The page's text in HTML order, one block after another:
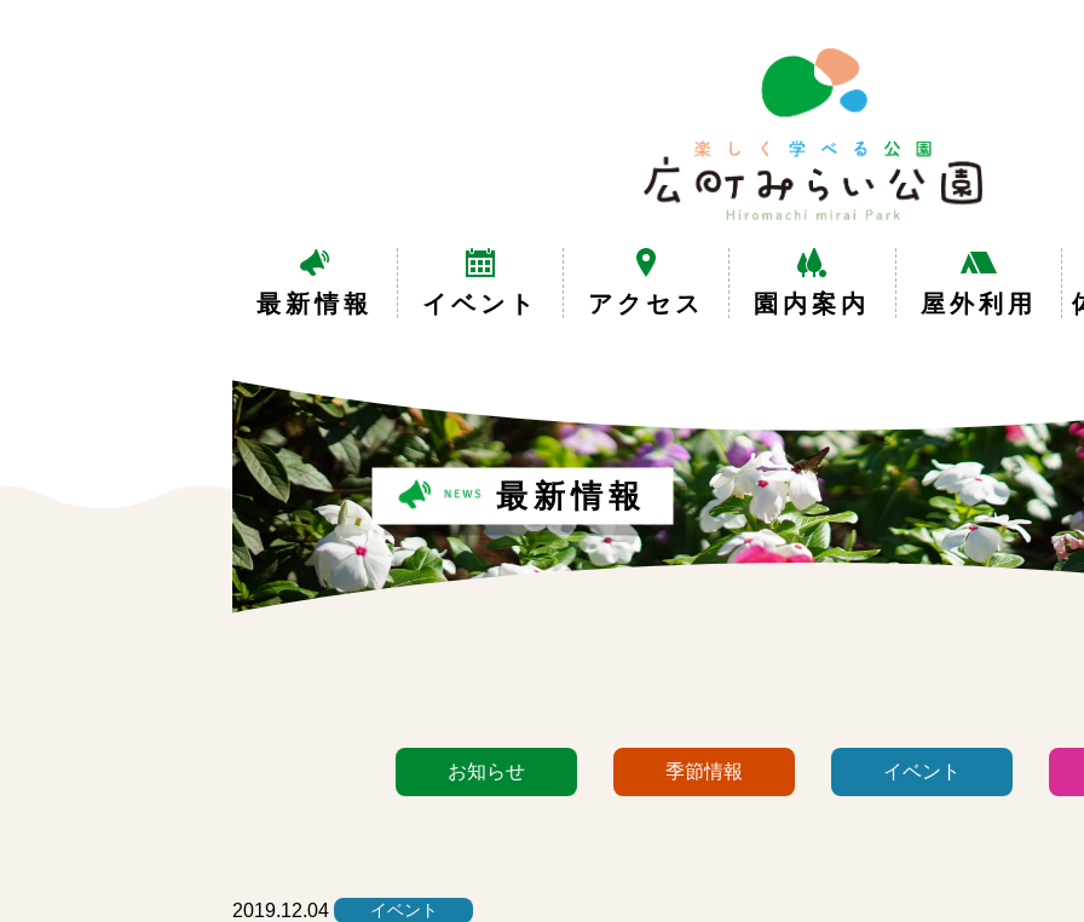
べ
る
園
広
町
園
最新情報 イベント アクセス 園内案内 屋外利用
最新情報
リ
お知らせ 季節情報 イベント
2019.12.04 イベント